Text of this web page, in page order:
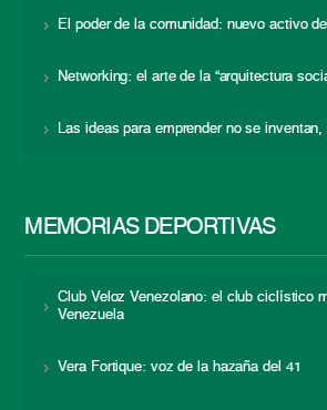
El poder de la comunidad: nuevo activo
Networking: el arte de la “arquitectura
Las ideas para emprender no se
MEMORIAS DEPORTIVAS
Club Veloz Venezolano: el club ciclístico
Venezuela
Vera Fortique: voz de la hazaña del 41